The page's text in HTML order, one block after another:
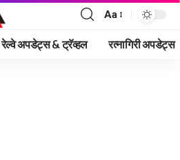
Font
Resizer
Aa
रेल्वे अपडेट्स & ट्रॅव्हल रत्नागिरी अपडेट्स